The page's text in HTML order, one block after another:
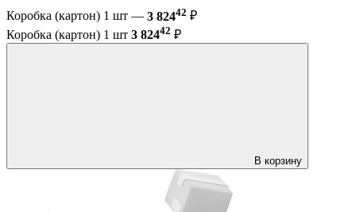
Коробка (картон) 1 шт — 3 82442 ₽
Коробка (картон) 1 шт 3 82442 ₽
В корзину